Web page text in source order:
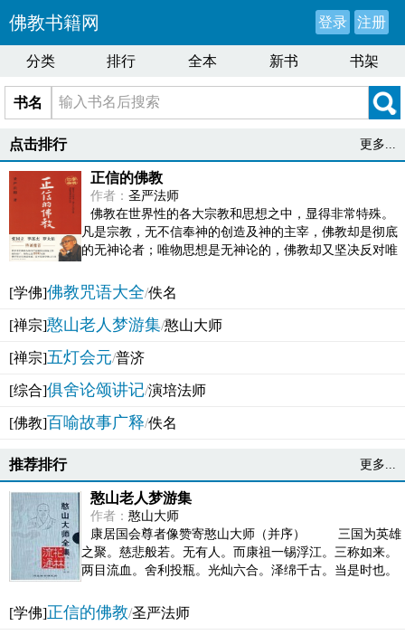
佛教书籍网 登录 注册
分类 排行 全本 新书 书架
书名
点击排行 更多...
正信的佛教
作者： 圣严法师
佛教在世界性的各大宗教和思想之中，显得非常特殊。
凡是宗教，无不信奉神的创造及神的主宰，佛教却是彻底
的无神论者；唯物思想是无神论的，佛教却又坚决反对唯
[学佛]佛教咒语大全/佚名
[禅宗]憨山老人梦游集/憨山大师
[禅宗]五灯会元/普济
[综合]俱舍论颂讲记/演培法师
[佛教]百喻故事广释/佚名
推荐排行 更多...
憨山老人梦游集
作者： 憨山大师
康居国会尊者像赞寄憨山大师（并序） 三国为英雄
之聚。慈悲般若。无有人。而康祖一锡浮江。三称如来。
两目流血。舍利投瓶。光灿六合。泽绵千古。当是时也。
[学佛]正信的佛教/圣严法师